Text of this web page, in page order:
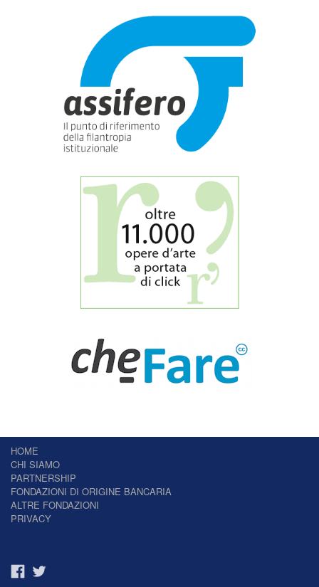
HOME
CHI SIAMO
PARTNERSHIP
FONDAZIONI DI ORIGINE BANCARIA
ALTRE FONDAZIONI
PRIVACY